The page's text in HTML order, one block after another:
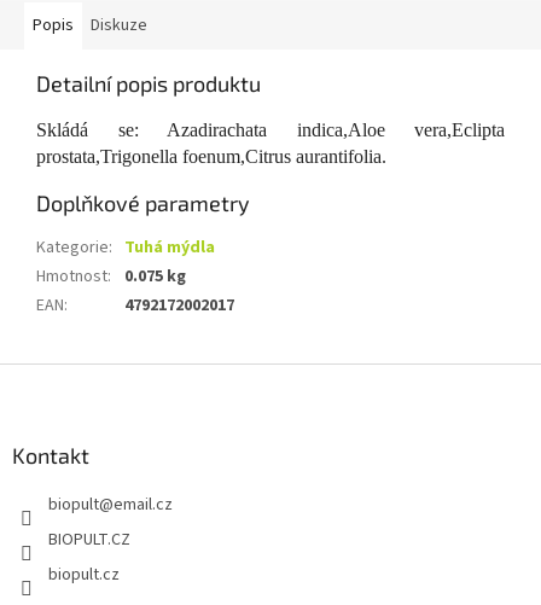
Popis Diskuze
Detailní popis produktu
Skládá se: Azadirachata indica,Aloe vera,Eclipta
prostata,Trigonella foenum,Citrus aurantifolia.
Doplňkové parametry
Kategorie: Tuhá mýdla
Hmotnost:
0.075 kg
EAN: 4792172002017
Kontakt
biopult@email.cz
BIOPULT.CZ
biopult.cz